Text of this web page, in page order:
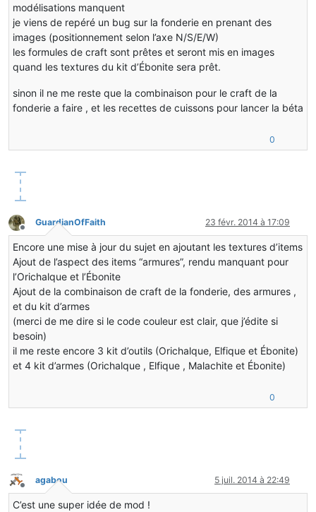
modélisations manquent
je viens de repéré un bug sur la fonderie en prenant des
images (positionnement selon l’axe N/S/E/W)
les formules de craft sont prêtes et seront mis en images
quand les textures du kit d’Ébonite sera prêt.
sinon il ne me reste que la combinaison pour le craft de la
fonderie a faire , et les recettes de cuissons pour lancer la béta
0
Hors-ligne
GuardianOfFaith 23 févr. 2014 à 17:09
Encore une mise à jour du sujet en ajoutant les textures d’items
Ajout de l’aspect des items “armures”, rendu manquant pour
l’Orichalque et l’Ébonite
Ajout de la combinaison de craft de la fonderie, des armures ,
et du kit d’armes
(merci de me dire si le code couleur est clair, que j’édite si
besoin)
il me reste encore 3 kit d’outils (Orichalque, Elfique et Ébonite)
et 4 kit d’armes (Orichalque , Elfique , Malachite et Ébonite)
0
Hors-ligne
agabou 5 juil. 2014 à 22:49
C’est une super idée de mod !